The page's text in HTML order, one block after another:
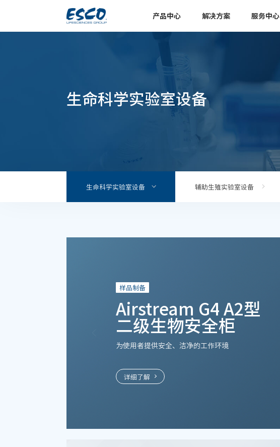
产品中心 解决方案 服务中心
生命科学实验室设备
生命科学实验室设备 辅助生殖实验室设备
样品制备
Airstream G4 A2型
二级生物安全柜
为使用者提供安全、洁净的工作环境
详细了解